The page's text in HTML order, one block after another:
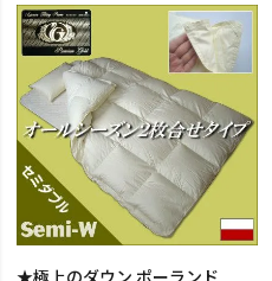
★極上のダウン ポーランド